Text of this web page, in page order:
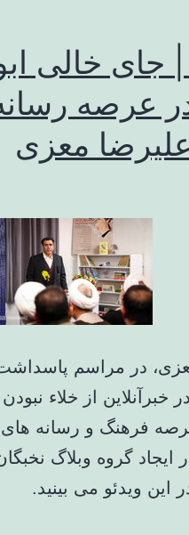
| جای خالی
عرصه
معزی
در مراسم
خبرآنلاین از خلاء
فرهنگ و رسانه های
گروه وبلاگ
این ویدئو می بینید.